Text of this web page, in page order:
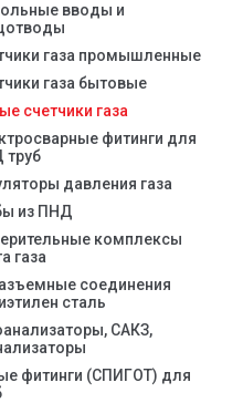
вводы и
газа промышленные
газа бытовые
счетчики газа
фитинги для
труб
давления газа
из ПНД
комплексы
газа
соединения
сталь
САКЗ,
фитинги (СПИГОТ) для